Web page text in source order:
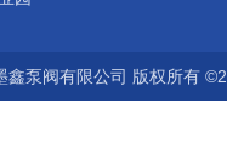
鑫泵阀有限公司 版权所有